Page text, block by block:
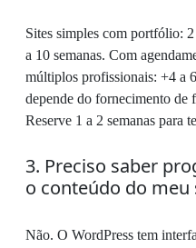
Sites simples com portfólio:
a 10 semanas. Com
múltiplos profissionais: +4 a
depende do fornecimento de
Reserve 1 a 2 semanas para
3. Preciso saber
o conteúdo do meu
Não. O WordPress tem